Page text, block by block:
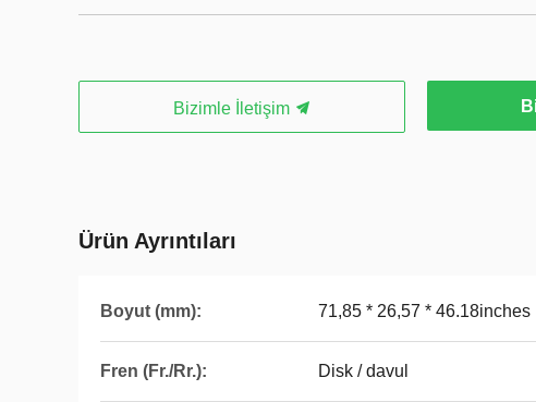
Bizimle İletişim
Ürün Ayrıntıları
Boyut (mm): 71,85 * 26,57 * 46.18inches
Fren (Fr./Rr.): Disk / davul